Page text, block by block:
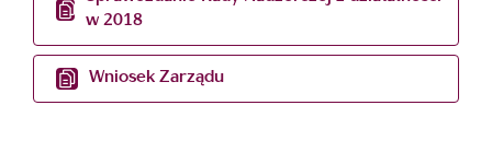
w 2018
Wniosek Zarządu